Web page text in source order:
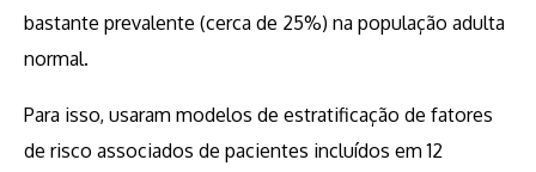
bastante prevalente (cerca de 25%) na população adulta
normal.
Para isso, usaram modelos de estratificação de fatores
de risco associados de pacientes incluídos em 12